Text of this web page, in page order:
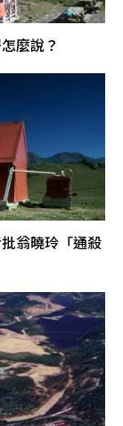
麼說？
翁曉玲「通殺